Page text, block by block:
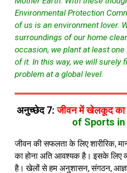
Environmental Protection
of us is an environment lover.
surroundings of our home
occasion, we plant at least
of it. In this way, we will surely
problem at a global level.
अनुच्छेद 7:जीवन में खेलकूद का
of Sports
जीवन की सफलता के लिए शारीरिक,
का होना अति आवश्यक है। इसके लिए
है। खेलों से हम अनुशासन, संगठन,